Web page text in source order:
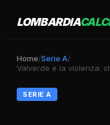
LOMBARDIA
Home/Serie A/
Valverde e la violenza:
SERIE A